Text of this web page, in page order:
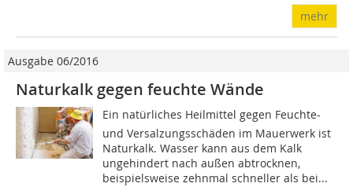
mehr
Ausgabe 06/2016
Naturkalk gegen feuchte Wände
Ein natürliches Heilmittel gegen Feuchte-
und Versalzungsschäden im Mauerwerk ist
Naturkalk. Wasser kann aus dem Kalk
ungehindert nach außen abtrocknen,
beispielsweise zehnmal schneller als bei...